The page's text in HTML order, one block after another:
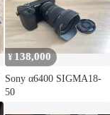
¥138,000
Sony α6400 SIGMA18-
50